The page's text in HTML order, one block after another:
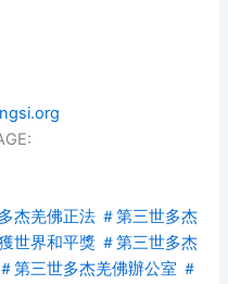
杰羌佛正法 ＃第三世多杰
世界和平獎 ＃第三世多杰
＃第三世多杰羌佛辦公室 ＃